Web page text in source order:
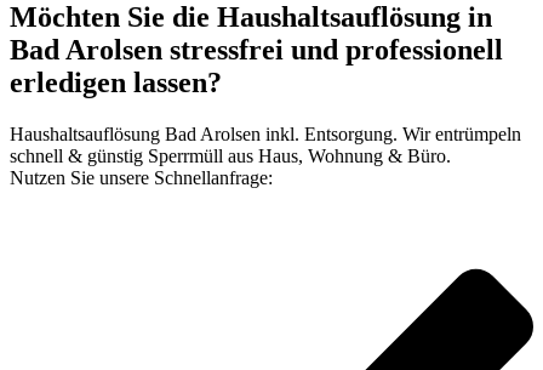
Möchten Sie die Haushaltsauflösung in
Bad Arolsen stressfrei und professionell
erledigen lassen?
Haushaltsauflösung Bad Arolsen inkl. Entsorgung. Wir entrümpeln
schnell & günstig Sperrmüll aus Haus, Wohnung & Büro.
Nutzen Sie unsere Schnellanfrage: